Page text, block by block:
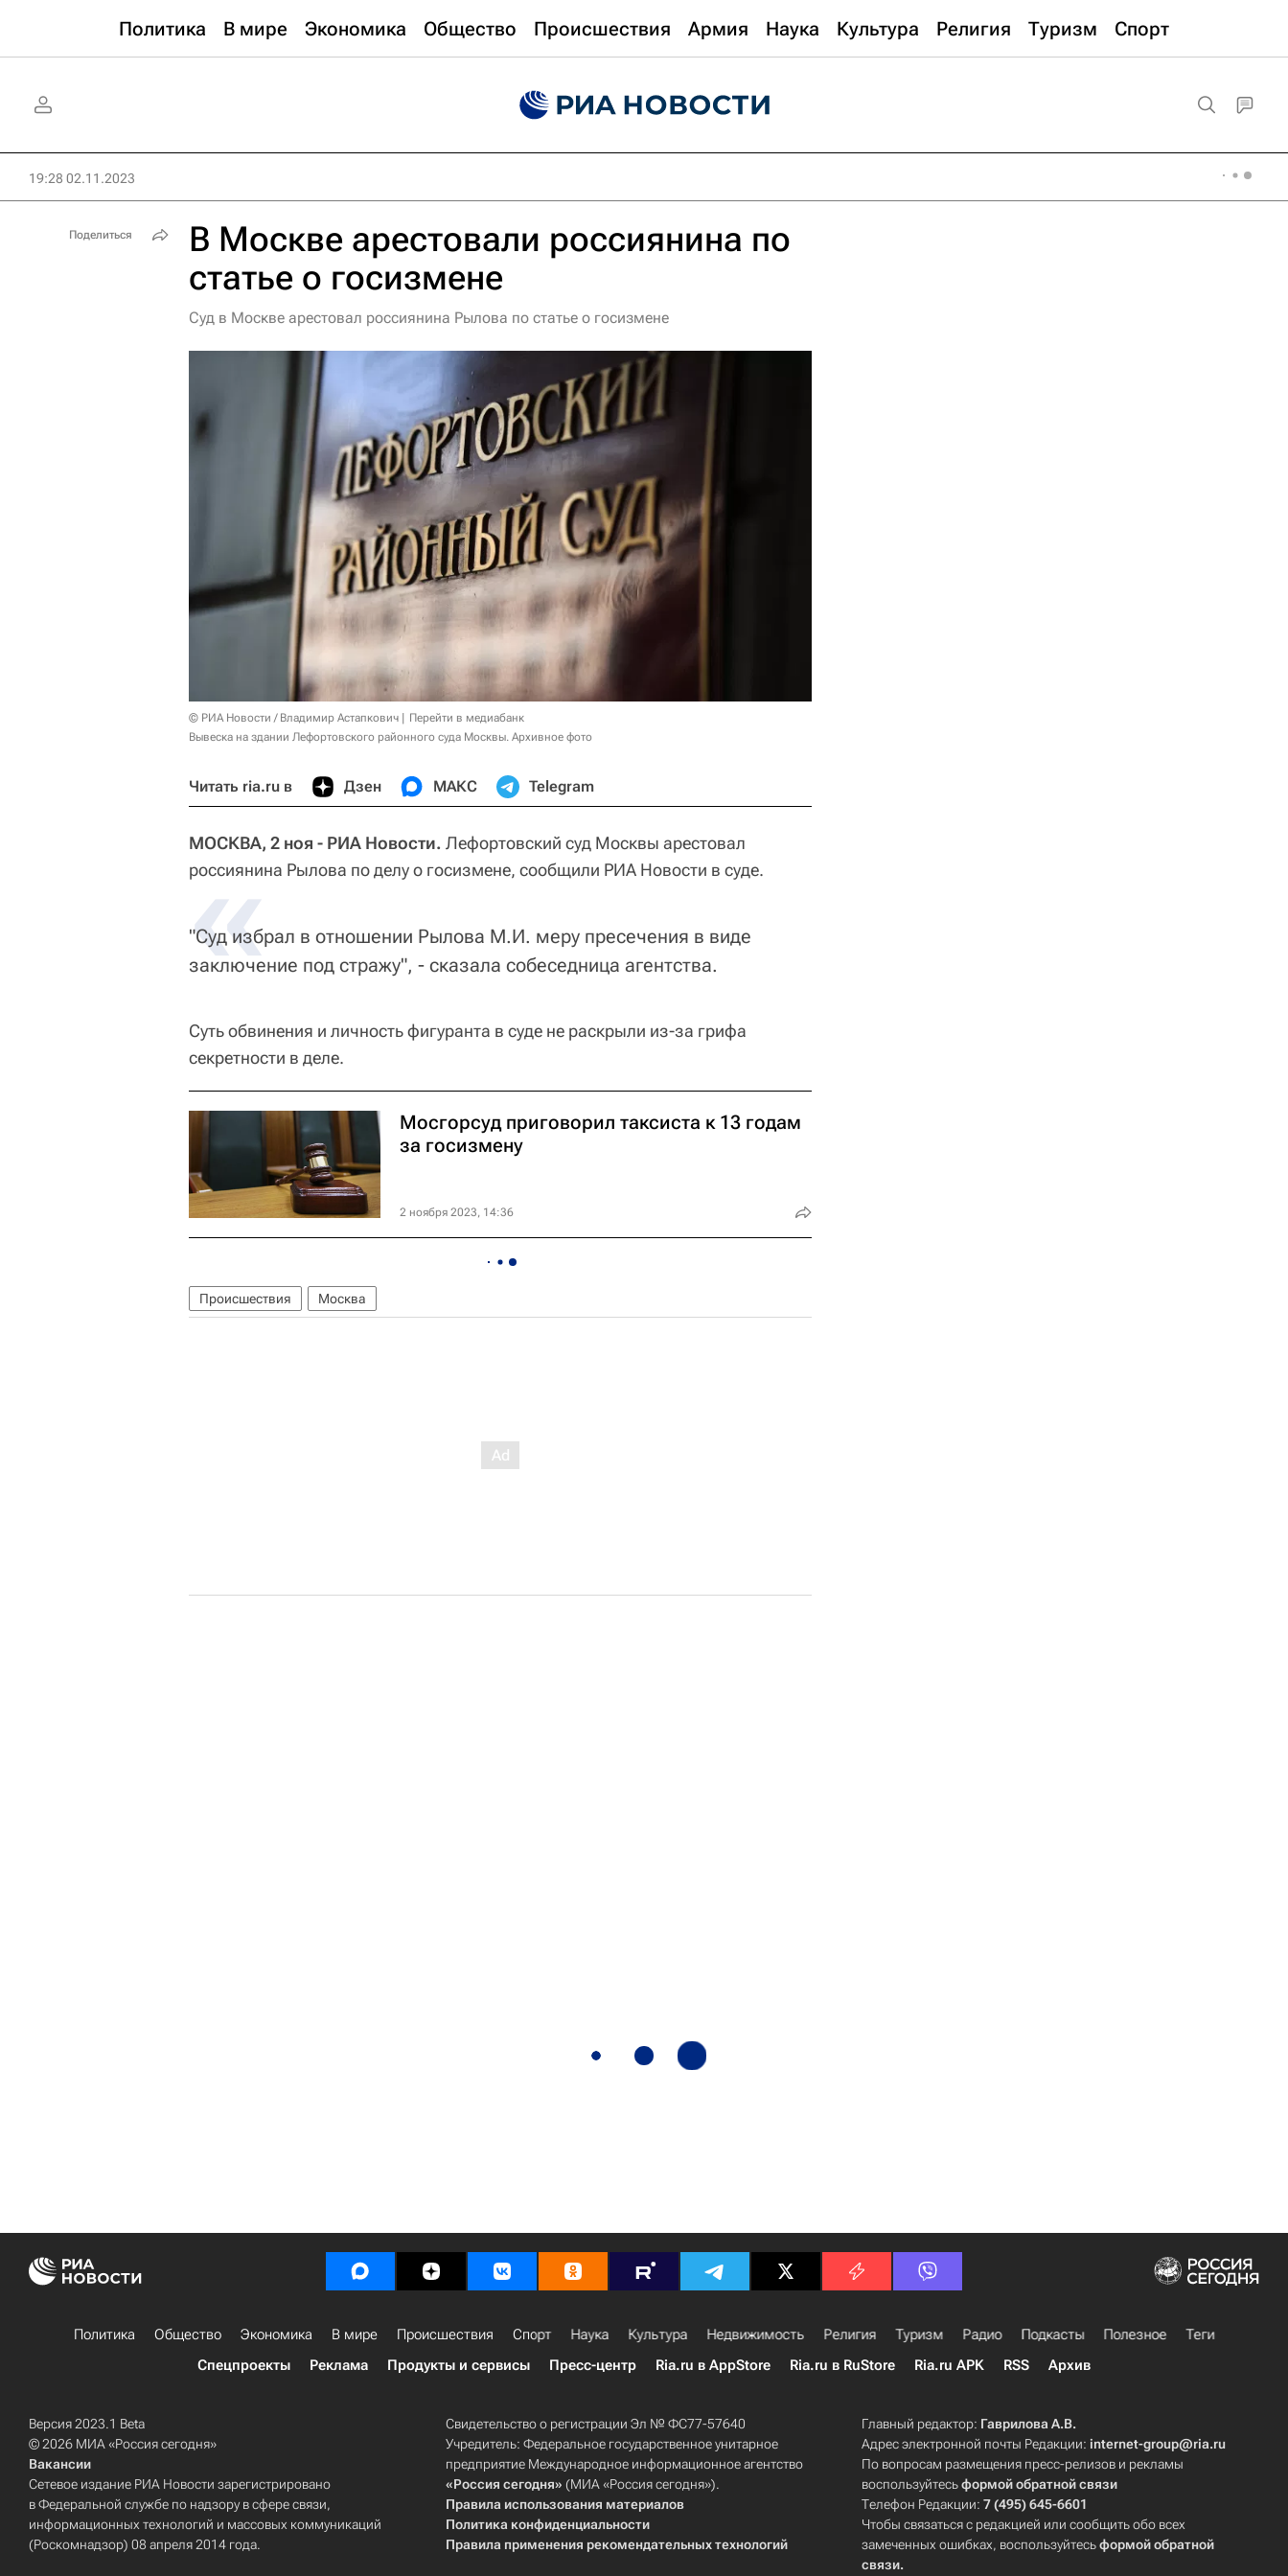
Политика В мире Экономика Общество Происшествия Армия Наука Культура Религия Туризм Спорт
19:28 02.11.2023
В Москве арестовали россиянина по
статье о госизмене
Суд в Москве арестовал россиянина Рылова по статье о госизмене
© РИА Новости / Владимир Астапкович
Перейти в медиабанк
Вывеска на здании Лефортовского районного суда Москвы. Архивное фото
Читать ria.ru в Дзен МАКС Telegram
МОСКВА, 2 ноя - РИА Новости. Лефортовский суд Москвы арестовал
россиянина Рылова по делу о госизмене, сообщили РИА Новости в суде.
«
"Суд избрал в отношении Рылова М.И. меру пресечения в виде
заключение под стражу", - сказала собеседница агентства.
Суть обвинения и личность фигуранта в суде не раскрыли из-за грифа
секретности в деле.
Мосгорсуд приговорил таксиста к 13 годам
за госизмену
2 ноября 2023, 14:36
Происшествия Москва
Поделиться
Политика Общество Экономика В мире Происшествия Спорт Наука Культура Недвижимость Религия Туризм Радио Подкасты Полезное
Теги
Спецпроекты
Реклама Продукты и сервисы Пресс-центр Ria.ru в AppStore Ria.ru в RuStore Ria.ru APK RSS Архив
Версия 2023.1 Beta
© 2026 МИА «Россия сегодня»
Вакансии
Сетевое издание РИА Новости зарегистрировано
в Федеральной службе по надзору в сфере связи,
информационных технологий и массовых коммуникаций
(Роскомнадзор) 08 апреля 2014 года.
Свидетельство о регистрации Эл № ФС77-57640
Учредитель: Федеральное государственное унитарное
предприятие Международное информационное агентство
«Россия сегодня» (МИА «Россия сегодня»).
Правила использования материалов
Политика конфиденциальности
Правила применения рекомендательных технологий
Главный редактор: Гаврилова А.В.
Адрес электронной почты Редакции:internet-group@ria.ru
По вопросам размещения пресс-релизов и рекламы
воспользуйтесьформой обратной связи
Телефон Редакции:7 (495) 645-6601
Чтобы связаться с редакцией или сообщить обо всех
замеченных ошибках, воспользуйтесьформой обратной
связи.